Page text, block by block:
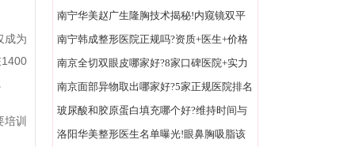
成为
训
复价格实测揭秘
南宁华美赵广生隆胸技术揭秘!内窥镜双平
面+亲民价格实测
南宁韩成整形医院正规吗?资质+医生+价格
实地探访揭秘!
南京全切双眼皮哪家好?8家口碑医院+实力
医生名单速收藏!
南京面部异物取出哪家好?5家正规医院排名
榜整友力荐!
玻尿酸和胶原蛋白填充哪个好?维持时间与
效果全方位对比!
洛阳华美整形医生名单曝光!眼鼻胸吸脂该